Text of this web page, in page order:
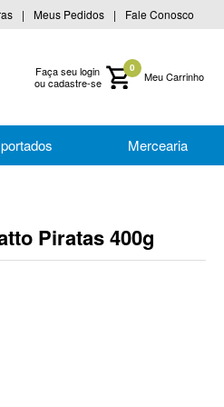
Meus Pedidos Fale Conosco
Faça seu login
ou cadastre-se
0
Mercearia
Piratas 400g